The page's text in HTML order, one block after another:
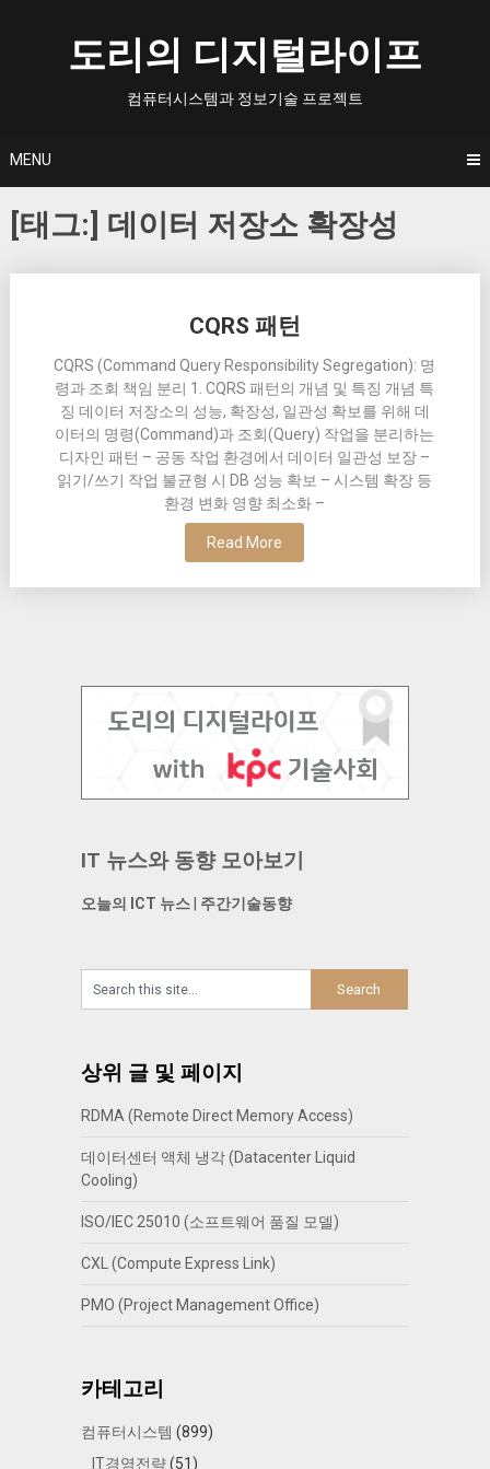
도리의 디지털라이프
컴퓨터시스템과 정보기술 프로젝트
MENU
[태그:] 데이터 저장소 확장성
CQRS 패턴
CQRS (Command Query Responsibility Segregation): 명
령과 조회 책임 분리 1. CQRS 패턴의 개념 및 특징 개념 특
징 데이터 저장소의 성능, 확장성, 일관성 확보를 위해 데
이터의 명령(Command)과 조회(Query) 작업을 분리하는
디자인 패턴 – 공동 작업 환경에서 데이터 일관성 보장 –
읽기/쓰기 작업 불균형 시 DB 성능 확보 – 시스템 확장 등
환경 변화 영향 최소화 –
Read More
IT 뉴스와 동향 모아보기
오늘의 ICT 뉴스| 주간기술동향
상위 글 및 페이지
RDMA (Remote Direct Memory Access)
데이터센터 액체 냉각 (Datacenter Liquid
Cooling)
ISO/IEC 25010 (소프트웨어 품질 모델)
CXL (Compute Express Link)
PMO (Project Management Office)
카테고리
컴퓨터시스템 (899)
IT경영전략(51)